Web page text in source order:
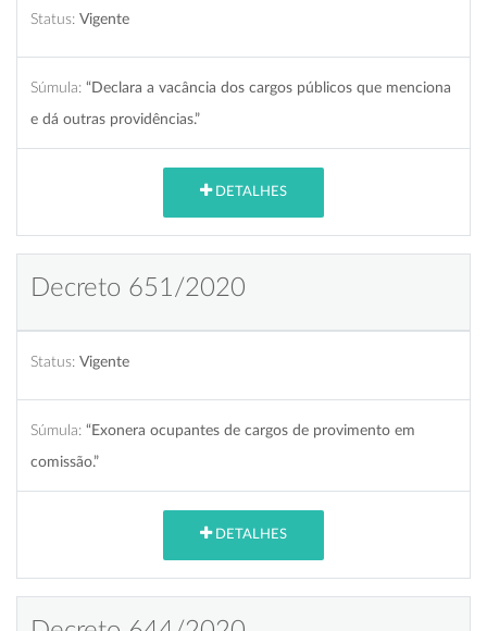
Status: Vigente
Súmula: “Declara a vacância dos cargos públicos que menciona
e dá outras providências.”
DETALHES
Decreto 651/2020
Status: Vigente
Súmula: “Exonera ocupantes de cargos de provimento em
comissão.”
DETALHES